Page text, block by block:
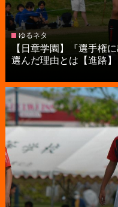
ゆるネタ
【日章学園】『選手権
選んだ理由とは【進路】